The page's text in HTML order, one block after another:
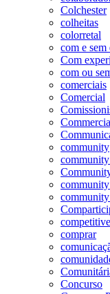
Colchester
colheitas
colorretal
com e sem
Com
com ou
comerciais
Comercial
community
comprar
Concurso